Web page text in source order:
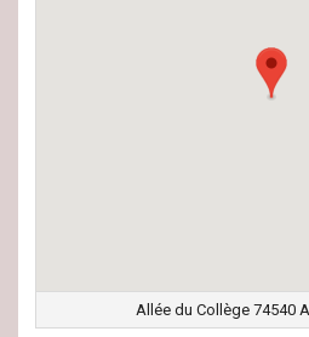
Allée du Collège 74540